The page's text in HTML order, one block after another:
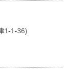
1-1-36)